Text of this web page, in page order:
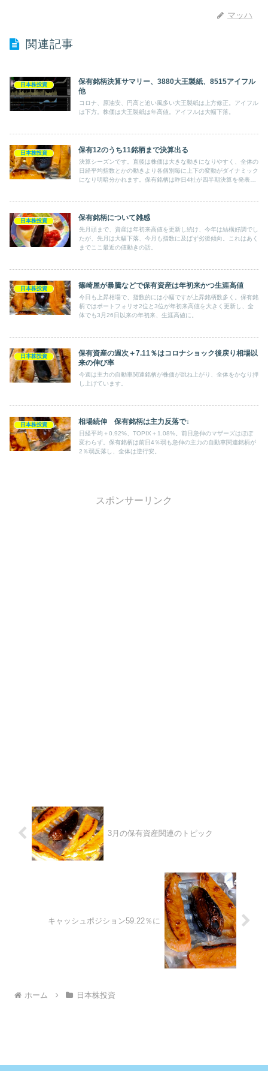
マッハ
関連記事
日本株投資
保有銘柄決算サマリー、3880大王製紙、8515アイフル
他
コロナ、原油安、円高と追い風多い大王製紙は上方修正。アイフル
は下方。株価は大王製紙は年高値。アイフルは大幅下落。
日本株投資 保有12のうち11銘柄まで決算出る
決算シーズンです。直後は株価は大きな動きになりやすく、全体の
日経平均指数とかの動きより各個別毎に上下の変動がダイナミック
になり明暗分かれます。保有銘柄は昨日4社が四半期決算を発表
日本株投資 保有銘柄について雑感
先月頭まで、資産は年初来高値を更新し続け、今年は結構好調でし
たが、先月は大幅下落、今月も指数に及ばず劣後傾向。これはあく
までここ最近の値動きの話。
日本株投資 篠崎屋が暴騰などで保有資産は年初来かつ生涯高値
今日も上昇相場で、指数的には小幅ですが上昇銘柄数多く。保有銘
柄ではポートフォリオ2位と3位が年初来高値を大きく更新し、全
体でも3月26日以来の年初来、生涯高値に。
日本株投資
保有資産の週次＋7.11％はコロナショック後戻り相場以
来の伸び率
今週は主力の自動車関連銘柄が株価が跳ね上がり、全体をかなり押
し上げています。
日本株投資 相場続伸 保有銘柄は主力反落で↓
日経平均＋0.92%、TOPIX＋1.08%。前日急伸のマザーズはほぼ
変わらず。保有銘柄は前日4％弱も急伸の主力の自動車関連銘柄が
2％弱反落し、全体は逆行安。
スポンサーリンク
3月の保有資産関連のトピック
キャッシュポジション59.22％に
ホーム 日本株投資